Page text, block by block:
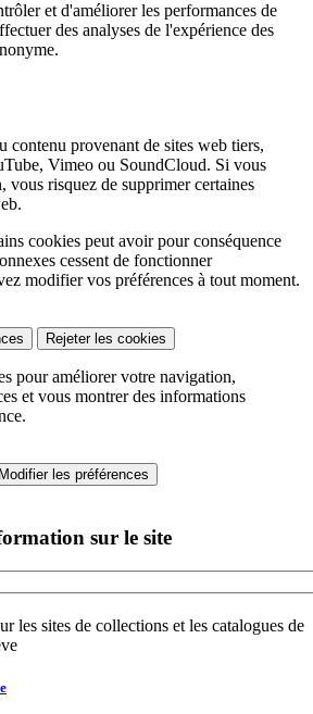
et d'améliorer les performances de
des analyses de l'expérience des
contenu provenant de sites web tiers,
Vimeo ou SoundCloud. Si vous
vous risquez de supprimer certaines
cookies peut avoir pour conséquence
cessent de fonctionner
modifier vos préférences à tout moment.
Rejeter les cookies
pour améliorer votre navigation,
et vous montrer des informations
Modifier les préférences
sur le site
les sites de collections et les catalogues de